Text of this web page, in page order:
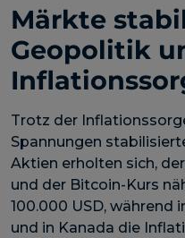
Märkte
Geopolitik
Trotz der
Spannungen
Aktien erholten sich,
und der Bitcoin-Kurs
100.000 USD, während
und in Kanada die